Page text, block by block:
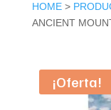
HOME>
ANCIENT
¡Oferta!